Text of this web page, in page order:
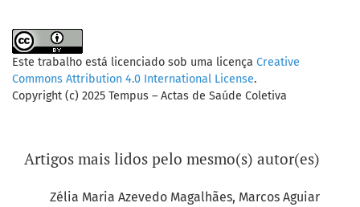
Este trabalho está licenciado sob uma licença Creative
Commons Attribution 4.0 International License.
Copyright (c) 2025 Tempus – Actas de Saúde Coletiva
Artigos mais lidos pelo mesmo(s) autor(es)
Zélia Maria Azevedo Magalhães, Marcos Aguiar